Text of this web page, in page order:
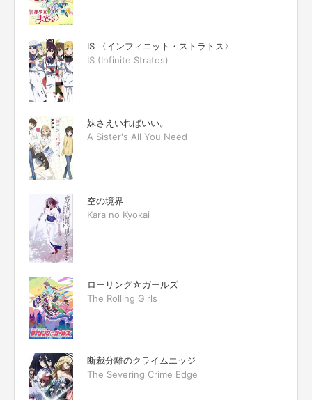
IS 〈インフィニット・ストラトス〉
IS (Infinite Stratos)
妹さえいればいい。
A Sister's All You Need
空の境界
Kara no Kyokai
ローリング☆ガールズ
The Rolling Girls
断裁分離のクライムエッジ
The Severing Crime Edge